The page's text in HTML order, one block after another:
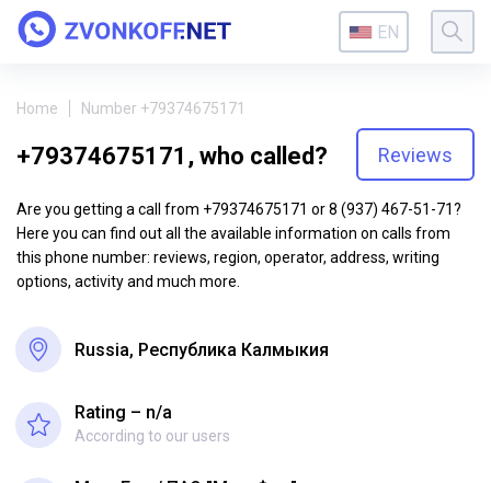
EN
Home Number +79374675171
+79374675171, who called? Reviews
Are you getting a call from +79374675171 or 8 (937) 467-51-71?
Here you can find out all the available information on calls from
this phone number: reviews, region, operator, address, writing
options, activity and much more.
Russia, Республика Калмыкия
Rating – n/a
According to our users